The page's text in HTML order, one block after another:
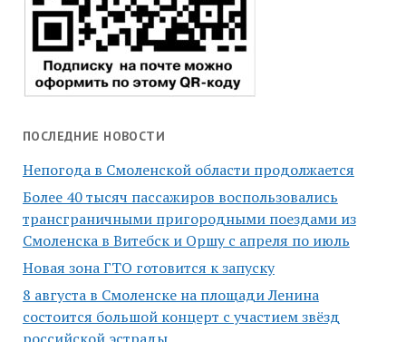
ПОСЛЕДНИЕ НОВОСТИ
Непогода в Смоленской области продолжается
Более 40 тысяч пассажиров воспользовались
трансграничными пригородными поездами из
Смоленска в Витебск и Оршу с апреля по июль
Новая зона ГТО готовится к запуску
8 августа в Смоленске на площади Ленина
состоится большой концерт с участием звёзд